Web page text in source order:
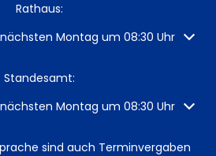
Rathaus:
oder Schließzeiten
Montag um 08:30 Uhr
Standesamt:
oder Schließzeiten
Montag um 08:30 Uhr
sind auch Terminvergaben